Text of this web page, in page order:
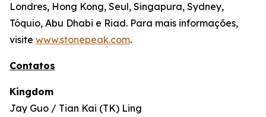
Londres, Hong Kong, Seul, Singapura, Sydney,
Tóquio, Abu Dhabi e Riad. Para mais informações,
visite www.stonepeak.com.
Contatos
Kingdom
Jay Guo / Tian Kai (TK) Ling